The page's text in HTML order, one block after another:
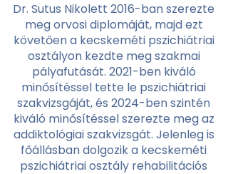
Dr. Sutus Nikolett 2016-ban szerezte
meg orvosi diplomáját, majd ezt
követően a kecskeméti pszichiátriai
osztályon kezdte meg szakmai
pályafutását. 2021-ben kiváló
minősítéssel tette le pszichiátriai
szakvizsgáját, és 2024-ben szintén
kiváló minősítéssel szerezte meg az
addiktológiai szakvizsgát. Jelenleg is
főállásban dolgozik a kecskeméti
pszichiátriai osztály rehabilitációs